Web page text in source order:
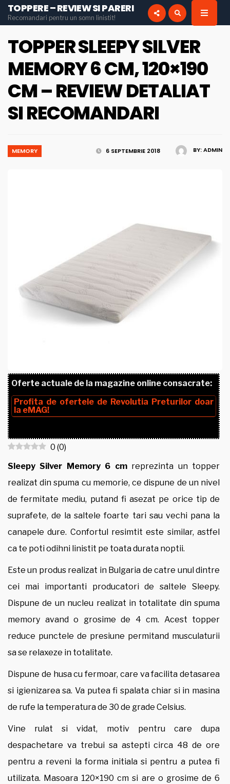
INSTAGRAM PINTEREST
for:
TOPPERE – REVIEW SI PARERI
Recomandari pentru un somn linistit!
TOPPER SLEEPY SILVER
MEMORY 6 CM, 120×190
CM – REVIEW DETALIAT
SI RECOMANDARI
BY:ADMIN
6 SEPTEMBRIE 2018
MEMORY
Oferte actuale de la magazine online consacrate:
Profita de ofertele de Revolutia Preturilor doar
la eMAG!
0 (0)
Sleepy Silver Memory 6 cm reprezinta un topper
realizat din spuma cu memorie, ce dispune de un nivel
de fermitate mediu, putand fi asezat pe orice tip de
suprafete, de la saltele foarte tari sau vechi pana la
canapele dure. Confortul resimtit este similar, astfel
ca te poti odihni linistit pe toata durata noptii.
Este un produs realizat in Bulgaria de catre unul dintre
cei mai importanti producatori de saltele Sleepy.
Dispune de un nucleu realizat in totalitate din spuma
memory avand o grosime de 4 cm. Acest topper
reduce punctele de presiune permitand musculaturii
sa se relaxeze in totalitate.
Dispune de husa cu fermoar, care va facilita detasarea
si igienizarea sa. Va putea fi spalata chiar si in masina
de rufe la temperatura de 30 de grade Celsius.
Vine rulat si vidat, motiv pentru care dupa
despachetare va trebui sa astepti circa 48 de ore
pentru a reveni la forma initiala si pentru a putea fi
utilizata. Masoara 120×190 cm si are o grosime de 6